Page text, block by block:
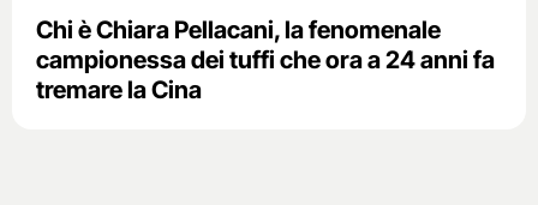
Chi è Chiara Pellacani, la fenomenale
campionessa dei tuffi che ora a 24 anni fa
tremare la Cina